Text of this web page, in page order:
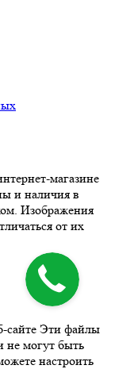
магазине
и наличия в
Изображения
от их
сайте Эти файлы
не могут быть
настроить